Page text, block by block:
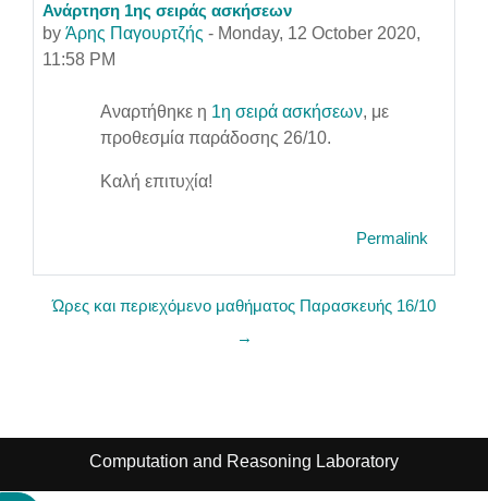
Ανάρτηση 1ης σειράς ασκήσεων
by Άρης Παγουρτζής - Monday, 12 October 2020,
11:58 PM
Number of replies: 0
Αναρτήθηκε η 1η σειρά ασκήσεων, με
προθεσμία παράδοσης 26/10.
Καλή επιτυχία!
Permalink
Ώρες και περιεχόμενο μαθήματος Παρασκευής 16/10
→
Computation and Reasoning Laboratory